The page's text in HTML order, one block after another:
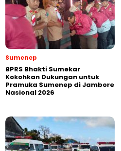
Sumenep
BPRS Bhakti Sumekar
Kokohkan Dukungan untuk
Pramuka Sumenep di Jambore
Nasional 2026